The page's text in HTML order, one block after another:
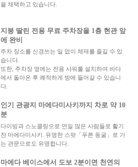
을 채택하고 있습니다.
지붕 딸린 전용 무료 주차장을 1층 현관 앞
에 완비
주차 장소를 신경쓰는 일 없이 체재를 즐길 수 있
습니다.
또한, 주차장 옆에는 전용 샤워를 설치하여 바다
에서 돌아온 후 쾌적하게 방에 들어갈 수 있습니
다.
인기 관광지 마에다미사키까지 차로 약 10
분
다이빙과 스노클링으로 연일 많은 사람들로 활기
찬 마에다미사키. 유명한 스팟「푸른 동굴」로 가
는 관문으로도 유명합니다.
마에다 베이스에서 도보 2분이면 천연의